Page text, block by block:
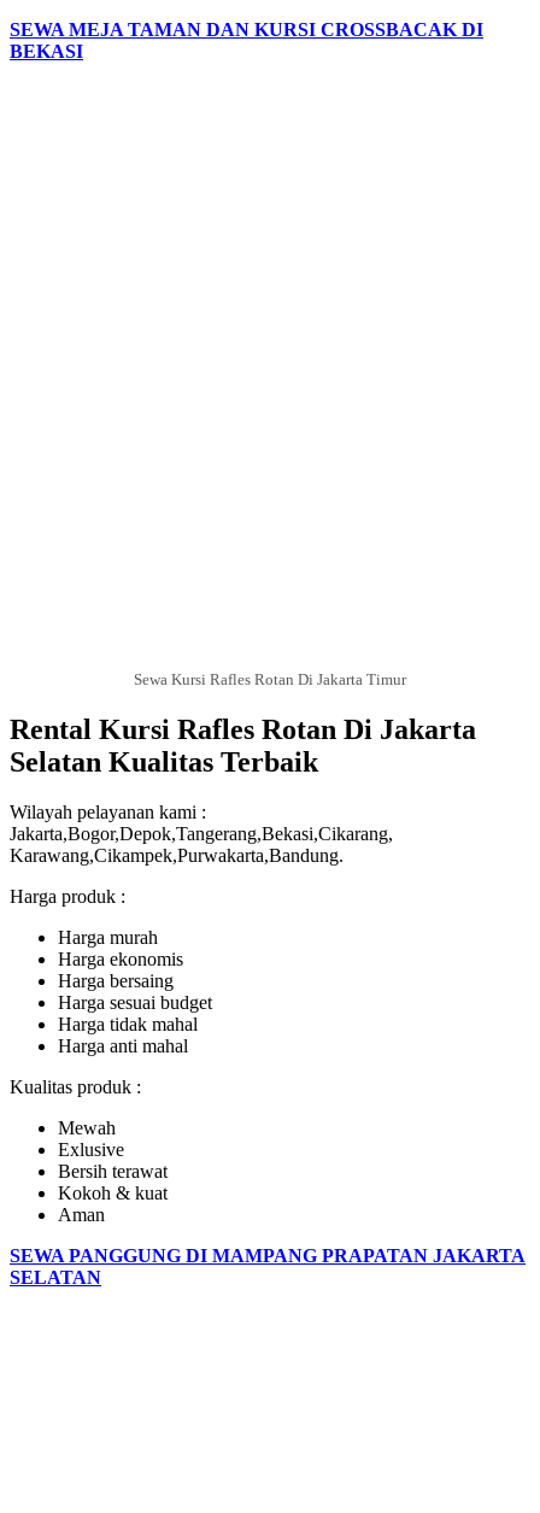
SEWA MEJA TAMAN DAN KURSI CROSSBACAK DI
BEKASI
Sewa Kursi Rafles Rotan Di Jakarta Timur
Rental Kursi Rafles Rotan Di Jakarta
Selatan Kualitas Terbaik
Wilayah pelayanan kami :
Jakarta,Bogor,Depok,Tangerang,Bekasi,Cikarang,
Karawang,Cikampek,Purwakarta,Bandung.
Harga produk :
Harga murah
Harga ekonomis
Harga bersaing
Harga sesuai budget
Harga tidak mahal
Harga anti mahal
Kualitas produk :
Mewah
Exlusive
Bersih terawat
Kokoh & kuat
Aman
SEWA PANGGUNG DI MAMPANG PRAPATAN JAKARTA
SELATAN